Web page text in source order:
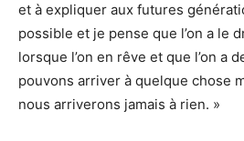
et à expliquer aux futures
possible et je pense que l’on a le
lorsque l’on en rêve et que l’on a
pouvons arriver à quelque chose
nous arriverons jamais à rien. »